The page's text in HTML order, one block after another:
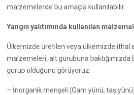
malzemelerde bu amaçla kullanılabilir.
Yangın yalıtımında kullanılan
Ülkemizde üretilen veya ülkemizde ithal
malzemeleri, alt gurubuna baktığımızda
gurup olduğunu görüyoruz.
– İnorganik menşeli (Cam yünü, taş